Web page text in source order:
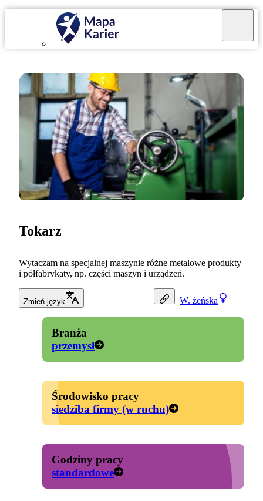
W. żeńska
Tokarz
Wytaczam na specjalnej maszynie różne metalowe produkty
i półfabrykaty, np. części maszyn i urządzeń.
Zmień język
Branża
przemysł
Środowisko pracy
siedziba firmy (w ruchu)
Godziny pracy
standardowe